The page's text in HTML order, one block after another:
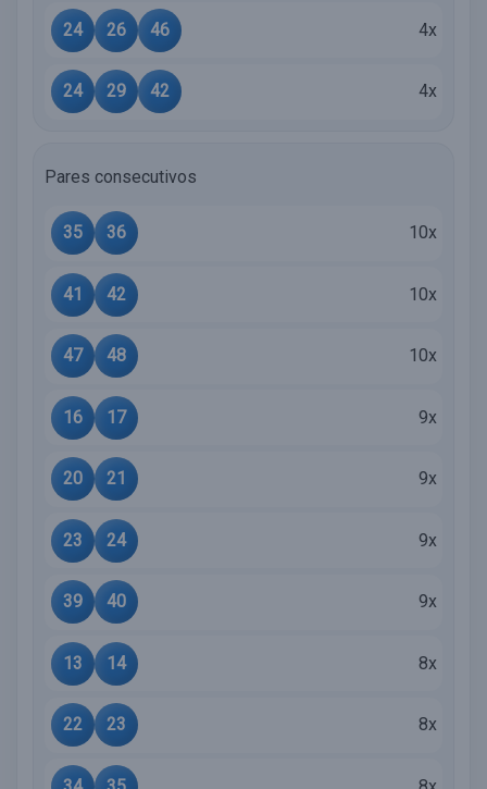
24 26 46 4x
24 29 42 4x
Pares consecutivos
35 36 10x
41 42 10x
47 48 10x
16 17 9x
20 21 9x
23 24 9x
39 40 9x
13 14 8x
22 23 8x